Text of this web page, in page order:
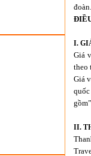
đoàn.
I.
Giá
theo
Giá
II.